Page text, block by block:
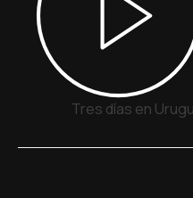
Tres días en